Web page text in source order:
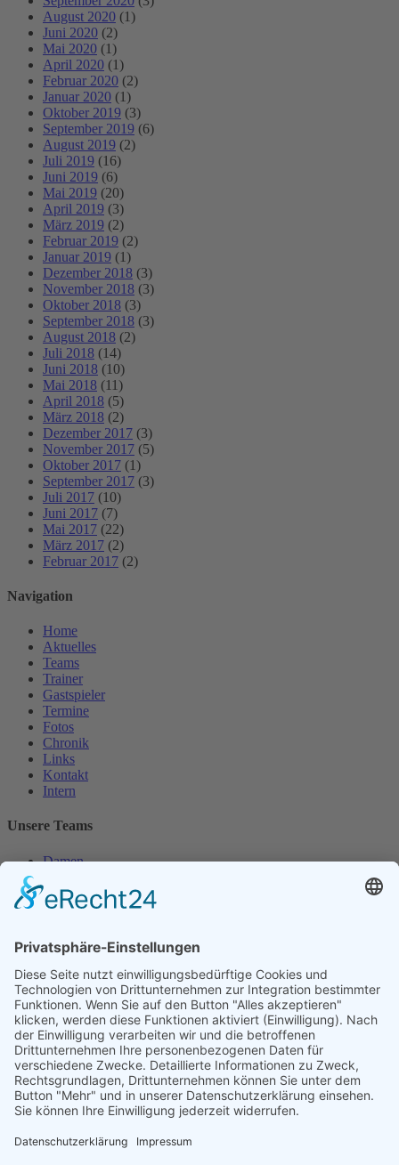
August 2020 (1)
Juni 2020 (2)
Mai 2020 (1)
April 2020 (1)
Februar 2020 (2)
Januar 2020 (1)
Oktober 2019 (3)
September 2019 (6)
August 2019 (2)
Juli 2019 (16)
Juni 2019 (6)
Mai 2019 (20)
April 2019 (3)
März 2019 (2)
Februar 2019 (2)
Januar 2019 (1)
Dezember 2018 (3)
November 2018 (3)
Oktober 2018 (3)
September 2018 (3)
August 2018 (2)
Juli 2018 (14)
Juni 2018 (10)
Mai 2018 (11)
April 2018 (5)
März 2018 (2)
Dezember 2017 (3)
November 2017 (5)
Oktober 2017 (1)
September 2017 (3)
Juli 2017 (10)
Juni 2017 (7)
Mai 2017 (22)
März 2017 (2)
Februar 2017 (2)
Navigation
Home
Aktuelles
Teams
Trainer
Gastspieler
Termine
Fotos
Chronik
Links
Kontakt
Intern
Unsere Teams
Damen
Herren
Herren 30
Unsere Jugend
Midcourt
Bambini
Juniorinnen 18
Knaben 15
Follow us
Facebook
RSS